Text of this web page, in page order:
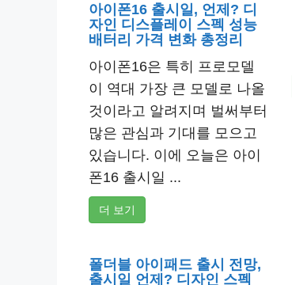
아이폰16 출시일, 언제? 디
자인 디스플레이 스펙 성능
배터리 가격 변화 총정리
아이폰16은 특히 프로모델
이 역대 가장 큰 모델로 나올
것이라고 알려지며 벌써부터
많은 관심과 기대를 모으고
있습니다. 이에 오늘은 아이
폰16 출시일 ...
더 보기
폴더블 아이패드 출시 전망,
출시일 언제? 디자인 스펙